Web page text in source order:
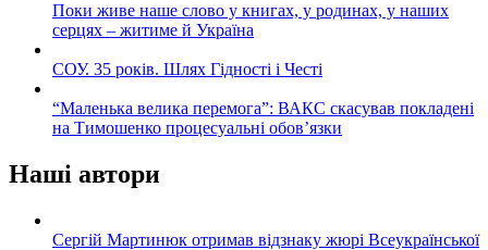
Поки живе наше слово у книгах, у родинах, у наших
серцях – житиме й Україна
СОУ. 35 років. Шлях Гідності і Честі
“Маленька велика перемога”: ВАКС скасував покладені
на Тимошенко процесуальні обов’язки
Наші автори
Сергій Мартинюк отримав відзнаку жюрі Всеукраїнської